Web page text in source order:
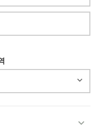
keyboard_arrow_down
keyboard_arrow_down